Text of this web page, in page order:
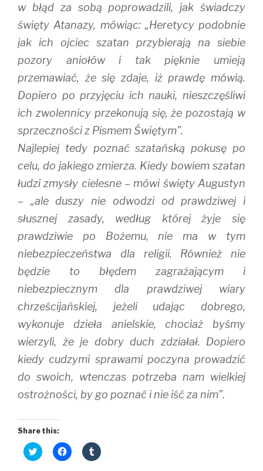
w błąd za sobą poprowadzili, jak świadczy
święty Atanazy, mówiąc: „Heretycy podobnie
jak ich ojciec szatan przybierają na siebie
pozory aniołów i tak pięknie umieją
przemawiać, że się zdaje, iż prawdę mówią.
Dopiero po przyjęciu ich nauki, nieszczęśliwi
ich zwolennicy przekonują się, że pozostają w
sprzeczności z Pismem Świętym”.
Najlepiej tedy poznać szatańską pokusę po
celu, do jakiego zmierza. Kiedy bowiem szatan
łudzi zmysły cielesne – mówi święty Augustyn
– „ale duszy nie odwodzi od prawdziwej i
słusznej zasady, według której żyje się
prawdziwie po Bożemu, nie ma w tym
niebezpieczeństwa dla religii. Również nie
będzie to błędem zagrażającym i
niebezpiecznym dla prawdziwej wiary
chrześcijańskiej, jeżeli udając dobrego,
wykonuje dzieła anielskie, chociaż byśmy
wierzyli, że je dobry duch zdziałał. Dopiero
kiedy cudzymi sprawami poczyna prowadzić
do swoich, wtenczas potrzeba nam wielkiej
ostrożności, by go poznać i nie iść za nim”.
Share this:
C
l
C
l
C
l